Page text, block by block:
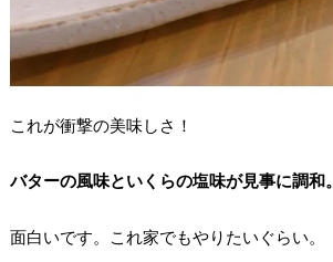
これが衝撃の美味しさ！
バターの風味といくらの塩味が見事に調和。
面白いです。これ家でもやりたいぐらい。